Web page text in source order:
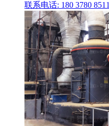
联系电话: 180 3780 8511